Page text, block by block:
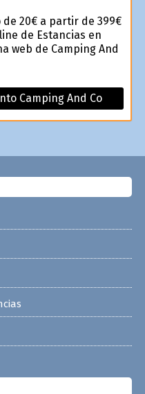
20€ a partir de 399€
de Estancias en
web de Camping And
Camping And Co